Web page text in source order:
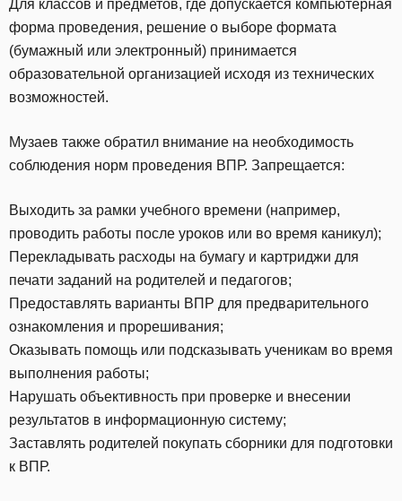
Для классов и предметов, где допускается компьютерная
форма проведения, решение о выборе формата
(бумажный или электронный) принимается
образовательной организацией исходя из технических
возможностей.
Музаев также обратил внимание на необходимость
соблюдения норм проведения ВПР. Запрещается:
Выходить за рамки учебного времени (например,
проводить работы после уроков или во время каникул);
Перекладывать расходы на бумагу и картриджи для
печати заданий на родителей и педагогов;
Предоставлять варианты ВПР для предварительного
ознакомления и прорешивания;
Оказывать помощь или подсказывать ученикам во время
выполнения работы;
Нарушать объективность при проверке и внесении
результатов в информационную систему;
Заставлять родителей покупать сборники для подготовки
к ВПР.